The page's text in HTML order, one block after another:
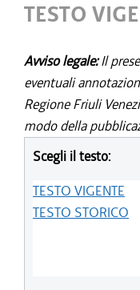
TESTO
Avviso legale:Il
eventuali
Regione Friuli
modo della
Scegli il testo:
TESTO VIGENTE
TESTO STORICO